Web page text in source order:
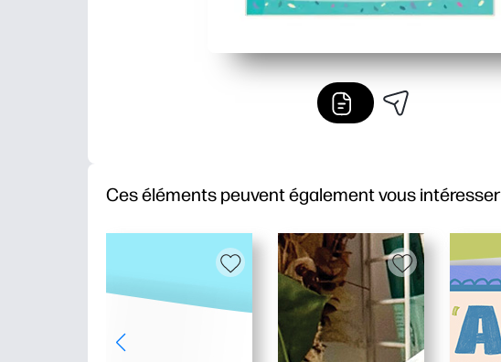
Ces éléments peuvent également vous intéresser